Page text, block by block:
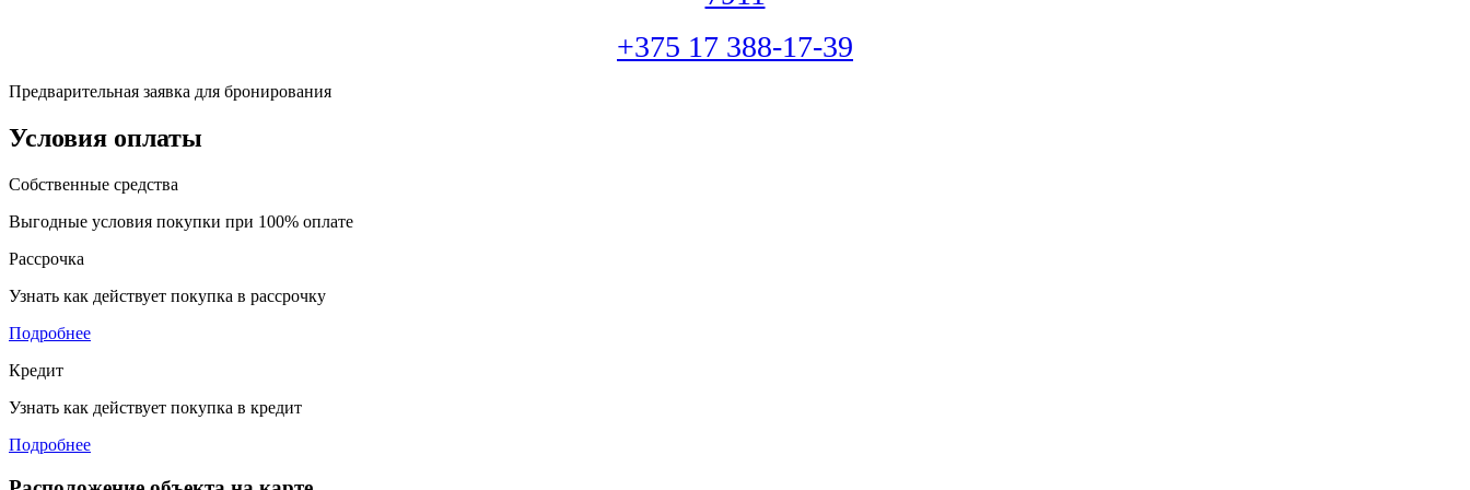
+375 17 388-17-39
Предварительная заявка для бронирования
Условия оплаты
Собственные средства
Выгодные условия покупки при 100% оплате
Рассрочка
Узнать как действует покупка в рассрочку
Подробнее
Кредит
Узнать как действует покупка в кредит
Подробнее